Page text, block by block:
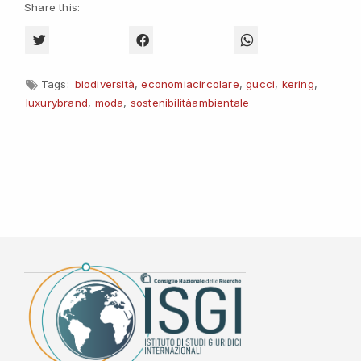
Share this:
CLICK TO SHARE ON TWITTER (OPENS IN NEW WINDOW)
CLICK TO SHARE ON FACEBOOK (OPENS
Tags: biodiversità,economiacircolare,gucci, kering,
luxurybrand, moda, sostenibilitàambientale